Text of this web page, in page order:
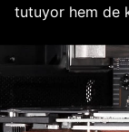
tutuyor hem de